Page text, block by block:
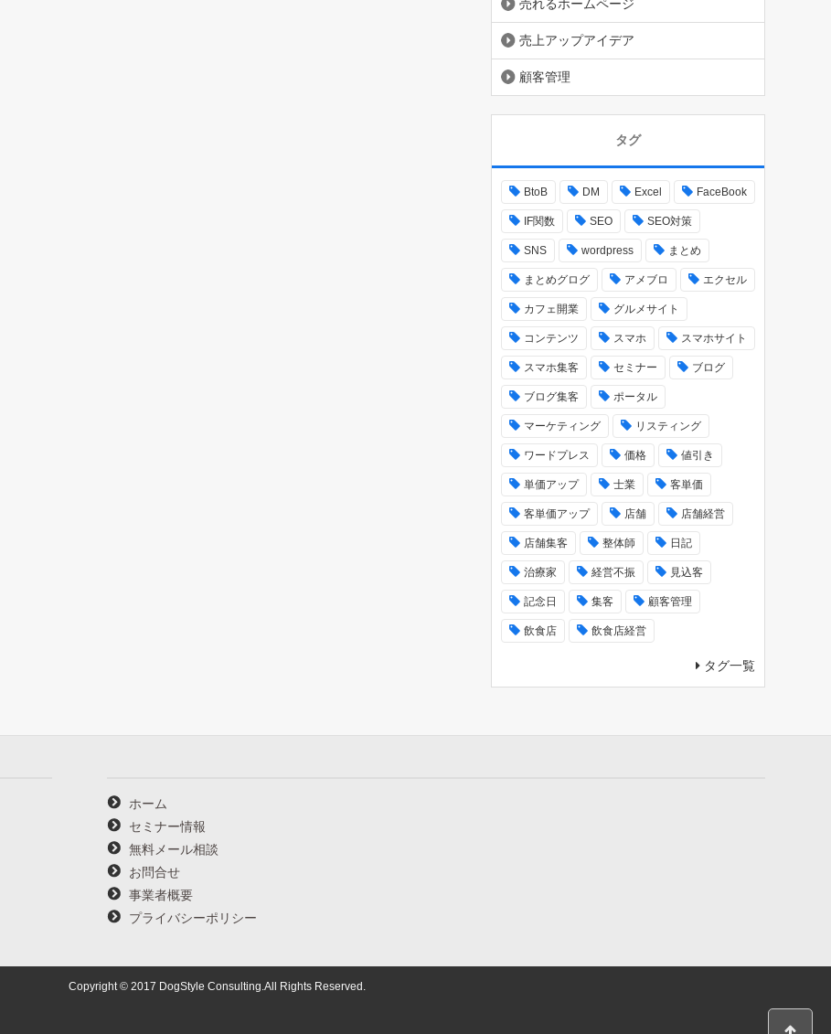
売れるホームページ
売上アップアイデア
顧客管理
タグ
BtoB DM Excel FaceBook
IF関数 SEO SEO対策
SNS wordpress まとめ
まとめグログ アメブロ エクセル
カフェ開業 グルメサイト
コンテンツ スマホ スマホサイト
スマホ集客 セミナー ブログ
ブログ集客 ポータル
マーケティング リスティング
ワードプレス 価格 値引き
単価アップ 士業 客単価
客単価アップ 店舗 店舗経営
店舗集客 整体師 日記
治療家 経営不振 見込客
記念日 集客 顧客管理
飲食店 飲食店経営
タグ一覧
ホーム
セミナー情報
無料メール相談
お問合せ
事業者概要
プライバシーポリシー
Copyright © 2017 DogStyle Consulting.All Rights Reserved.